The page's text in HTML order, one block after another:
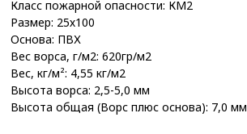
Класс пожарной опасности: КМ2
Размер: 25х100
Основа: ПВХ
Вес ворса, г/м2: 620гр/м2
Вес, кг/м²: 4,55 кг/м2
Высота ворса: 2,5-5,0 мм
Высота общая (Ворс плюс основа): 7,0 мм